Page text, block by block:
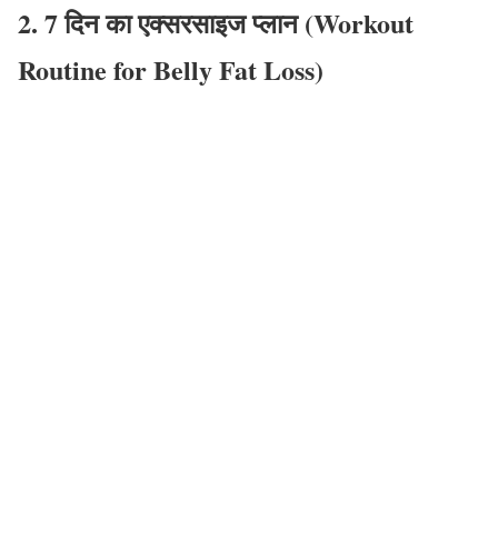
2. 7 दिन का एक्सरसाइज प्लान (Workout
Routine for Belly Fat Loss)